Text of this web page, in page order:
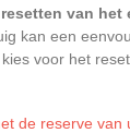
resetten van het
kan een
voor het
de reserve van